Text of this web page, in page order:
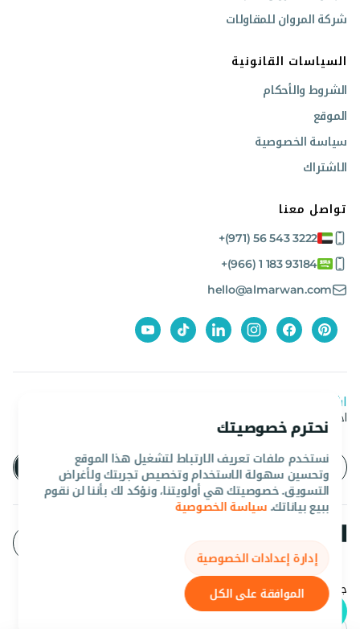
نحترم خصوصيتك
نستخدم ملفات تعريف الارتباط لتشغيل هذا الموقع
وتحسين سهولة الاستخدام وتخصيص تجربتك ولأغراض
التسويق. خصوصيتك هي أولويتنا، ونؤكد لك بأننا لن نقوم
ببيع بياناتك. سياسة الخصوصية
إدارة إعدادات الخصوصية
الموافقة على الكل
شركة المروان للمقاولات
السياسات القانونية
الشروط والأحكام
الموقع
سياسة الخصوصية
الاشتراك
تواصل معنا
+(971) 56 543 3222
+(966) 1 183 93184
hello@almarwan.com
اشترك في نشرتنا الإخبارية
احصل على آخر العروض والأخبار من المروان
جميع الحقوق محفوظه المروان 2026©.